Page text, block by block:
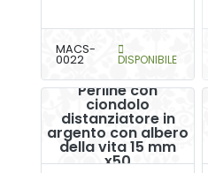
MACS-
0022 DISPONIBILE
Perline con
ciondolo
distanziatore in
argento con albero
della vita 15 mm
x50